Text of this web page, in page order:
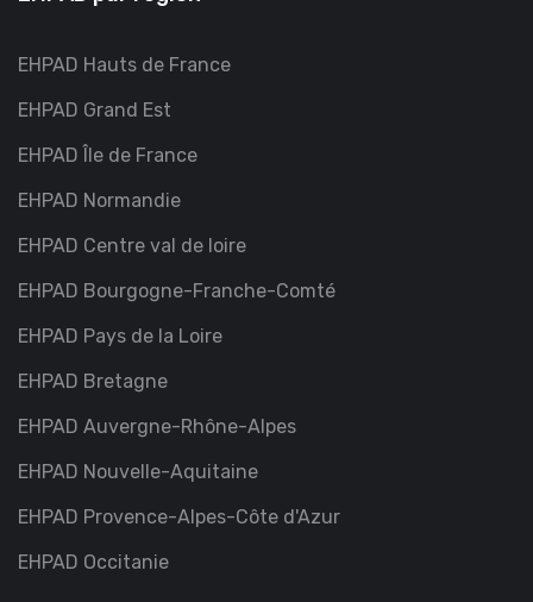
EHPAD Hauts de France
EHPAD Grand Est
EHPAD Île de France
EHPAD Normandie
EHPAD Centre val de loire
EHPAD Bourgogne-Franche-Comté
EHPAD Pays de la Loire
EHPAD Bretagne
EHPAD Auvergne-Rhône-Alpes
EHPAD Nouvelle-Aquitaine
EHPAD Provence-Alpes-Côte d'Azur
EHPAD Occitanie